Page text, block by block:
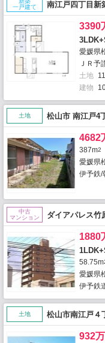
一戸建て
南江戸四丁目新
3390
愛媛県
ＪＲ
土地
建物
土地 松山市 南江戸4
4682
387m2
愛媛県
伊予鉄/
中古
マンション
ダイアパレス竹
1880
58.75m
愛媛県
伊予鉄
土地 松山市南江戸４
932